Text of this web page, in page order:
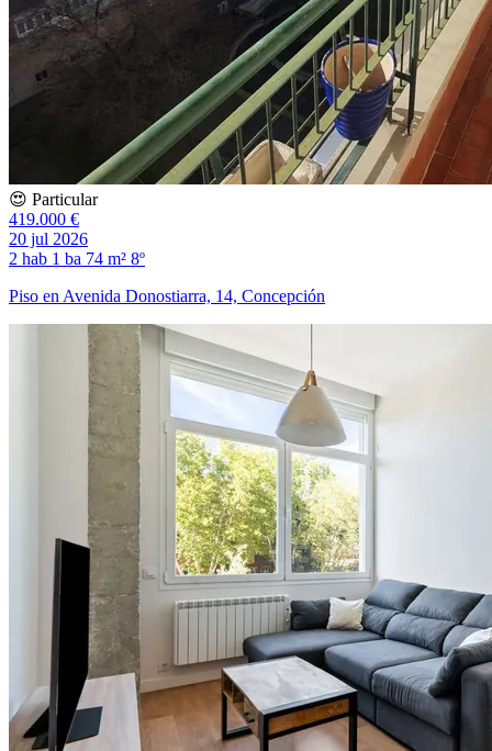
😍 Particular
419.000 €
20 jul 2026
2 hab 1 ba 74 m² 8º
Piso en Avenida Donostiarra, 14, Concepción